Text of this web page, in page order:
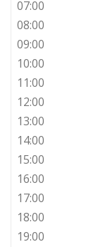
07:00
08:00
09:00
10:00
11:00
12:00
13:00
14:00
15:00
16:00
17:00
18:00
19:00